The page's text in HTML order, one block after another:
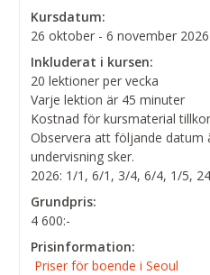
Kursdatum:
26 oktober - 6 november 2026
Inkluderat i kursen:
20 lektioner per vecka
Varje lektion är 45 minuter
Kostnad för kursmaterial
Observera att följande datum
undervisning sker.
2026: 1/1, 6/1, 3/4, 6/4, 1/5,
Grundpris:
4 600:-
Prisinformation:
Priser för boende i Seoul